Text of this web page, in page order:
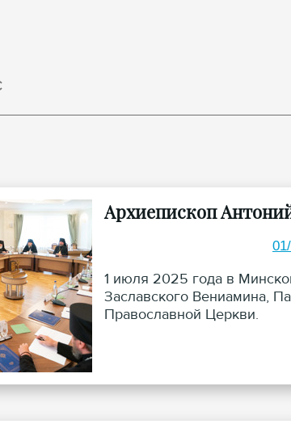
Архиепископ
1 июля 2025 года в
Заславского Вениамина,
Православной Церкви.